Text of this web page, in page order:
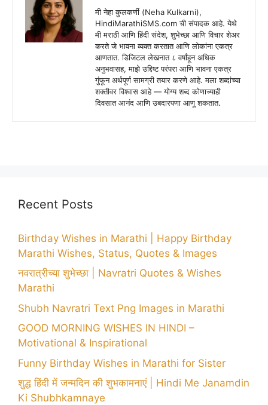
मी नेहा कुलकर्णी (Neha Kulkarni),
HindiMarathiSMS.com ची संपादक आहे. येथे
मी मराठी आणि हिंदी संदेश, शुभेच्छा आणि विचार शेअर
करते जे भावना व्यक्त करतात आणि लोकांना एकत्र
आणतात. डिजिटल लेखनात ८ वर्षांहून अधिक
अनुभवासह, माझे उद्दिष्ट परंपरा आणि भावना एकत्र
गुंफून अर्थपूर्ण सामग्री तयार करणे आहे. मला शब्दांच्या
शक्तीवर विश्वास आहे — योग्य शब्द कोणाच्याही
दिवसात आनंद आणि उबदारपणा आणू शकतात.
Recent Posts
Birthday Wishes in Marathi | Happy Birthday
Marathi Wishes, Status, Quotes & Images
नवरात्रीच्या शुभेच्छा | Navratri Quotes & Wishes
Marathi
Shubh Navratri Text Png Images in Marathi
GOOD MORNING WISHES IN HINDI –
Motivational & Inspirational
Funny Birthday Wishes in Marathi for Sister
शुद्ध हिंदी में जन्मदिन की शुभकामनाएं | Hindi Me Janamdin
Ki Shubhkamnaye